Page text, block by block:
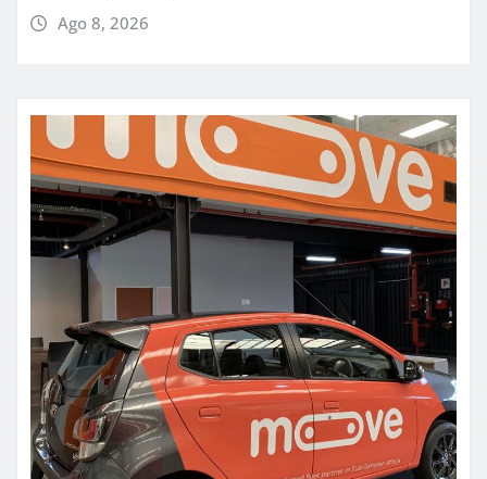
Ago 8, 2026